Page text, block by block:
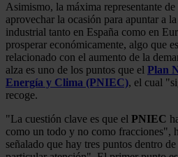
Asimismo, la máxima representante
aprovechar la ocasión para apuntar a
industrial tanto en España como en
prosperar económicamente, algo que
relacionado con el aumento de la
alza es uno de los puntos que el Plan
Energía y Clima (PNIEC), el cual
recoge.
"La cuestión clave es que el PNIEC
como un todo y no como fracciones",
señalado que hay tres puntos dentro